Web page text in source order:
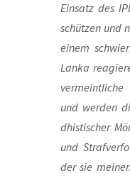
Ein­satz des
schüt­zen und
einem
Lan­ka
ver­meint­li­che
und wer­den
dhis­ti­scher
und
der sie